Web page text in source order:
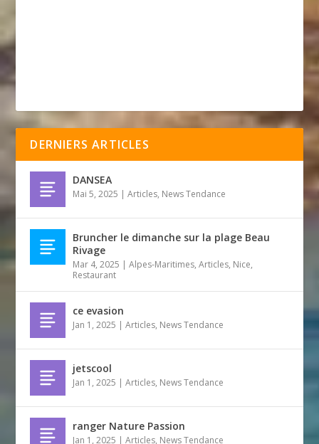
DERNIERS ARTICLES
DANSEA
Mai 5, 2025 |Articles, News Tendance
Bruncher le dimanche sur la plage Beau
Rivage
Mar 4, 2025 |Alpes-Maritimes,Articles, Nice,
Restaurant
ce evasion
Jan 1, 2025 |Articles, News Tendance
jetscool
Jan 1, 2025 |Articles, News Tendance
ranger Nature Passion
Jan 1, 2025 |Articles, News Tendance